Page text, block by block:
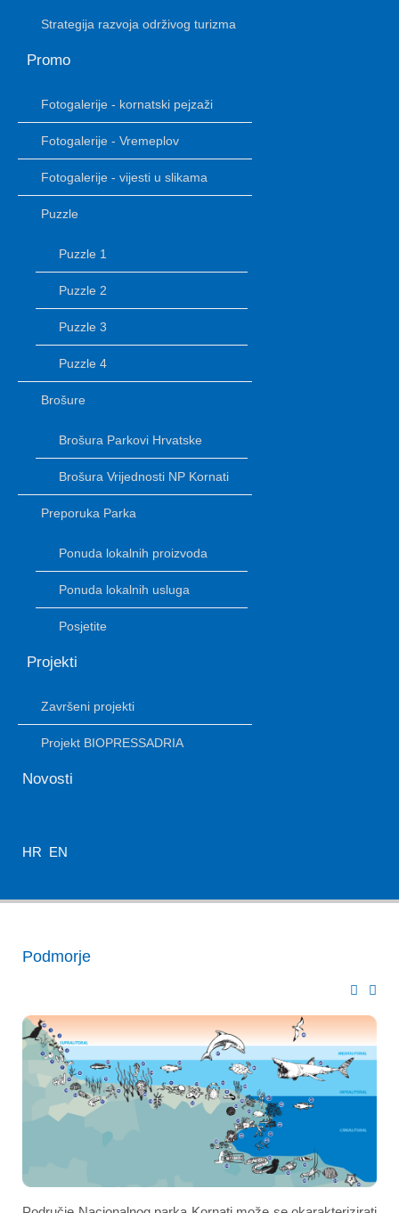
Strategija razvoja održivog turizma
Promo
Fotogalerije - kornatski pejzaži
Fotogalerije - Vremeplov
Fotogalerije - vijesti u slikama
Puzzle
Puzzle 1
Puzzle 2
Puzzle 3
Puzzle 4
Brošure
Brošura Parkovi Hrvatske
Brošura Vrijednosti NP Kornati
Preporuka Parka
Ponuda lokalnih proizvoda
Ponuda lokalnih usluga
Posjetite
Projekti
Završeni projekti
Projekt BIOPRESSADRIA
Novosti
HR EN
Podmorje